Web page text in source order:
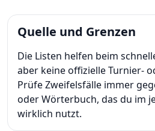
Quelle und Grenzen
Die Listen helfen beim
aber keine offizielle Turnier-
Prüfe Zweifelsfälle immer
oder Wörterbuch, das du im
wirklich nutzt.